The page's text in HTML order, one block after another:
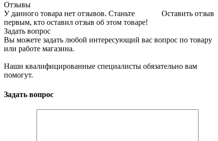
Отзывы
Оставить отзыв
У данного товара нет отзывов. Станьте
первым, кто оставил отзыв об этом товаре!
Задать вопрос
Вы можете задать любой интересующий вас вопрос по товару
или работе магазина.
Наши квалифицированные специалисты обязательно вам
помогут.
Задать вопрос